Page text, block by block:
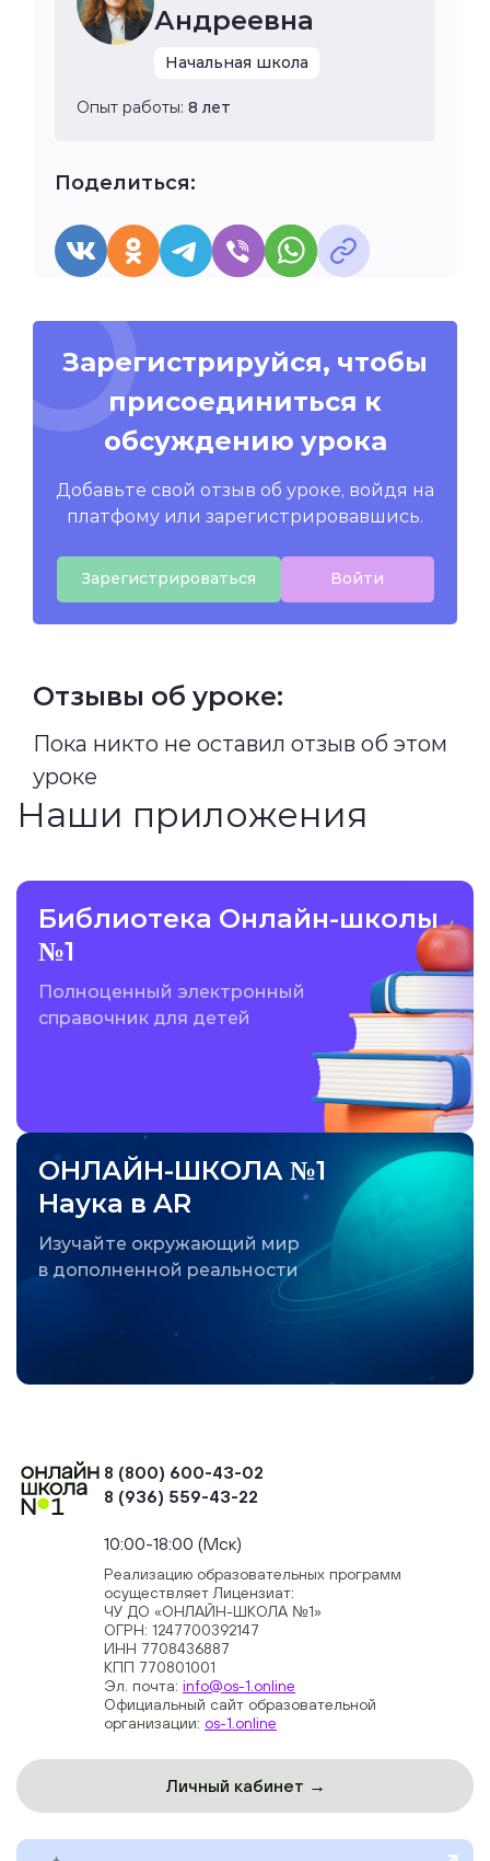
Андреевна
Начальная школа
Опыт работы: 8 лет
Поделиться:
Зарегистрируйся, чтобы
присоединиться к
обсуждению урока
Добавьте свой отзыв об уроке, войдя на
платфому или зарегистрировавшись.
Зарегистрироваться Войти
Отзывы об уроке:
Пока никто не оставил отзыв об этом
уроке
Наши приложения
Библиотека Онлайн-школы
№1
Полноценный электронный
справочник для детей
ОНЛАЙН-ШКОЛА №1
Наука в AR
Изучайте окружающий мир
в дополненной реальности
8 (800) 600-43-02
8 (936) 559-43-22
10:00-18:00 (Мск)
Реализацию образовательных программ
осуществляет Лицензиат:
ЧУ ДО «ОНЛАЙН-ШКОЛА №1»
ОГРН: 1247700392147
ИНН 7708436887
КПП 770801001
Эл. почта: info@os-1.online
Официальный сайт образовательной
организации: os-1.online
Личный кабинет →